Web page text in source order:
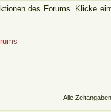
des Forums. Klicke
Alle